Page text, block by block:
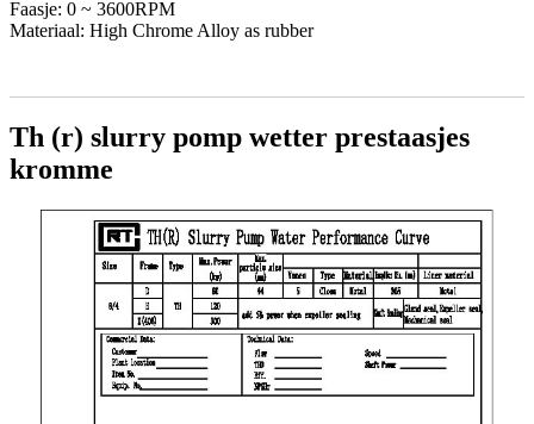
Faasje: 0 ~ 3600RPM
Materiaal: High Chrome Alloy as rubber
Th (r) slurry pomp wetter prestaasjes
kromme